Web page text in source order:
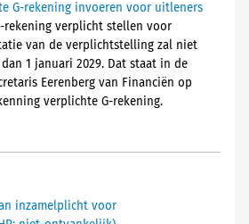
G-rekening invoeren voor uitleners
rekening verplicht stellen voor
van de verplichtstelling zal niet
1 januari 2029. Dat staat in de
Eerenberg van Financiën op
verplichte G-rekening.
inzamelplicht voor